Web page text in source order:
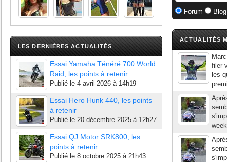
LES DERNIÈRES ACTUALITÉS
Essai Yamaha Ténéré 700 World
Raid, les points à retenir
Publié le 4 avril 2026 à 14h19
Essai Hero Hunk 440, les points
à retenir
Publié le 20 décembre 2025 à 12h27
Essai QJ Motor SRK800, les
points à retenir
Publié le 8 octobre 2025 à 21h43
Forum
ACTUALITÉS
filer
les